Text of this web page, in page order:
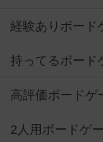
経験ありボード
持ってるボード
高評価ボードゲ
2人用ボードゲ